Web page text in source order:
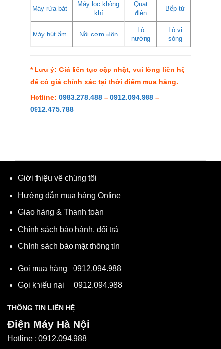
Máy rửa bát
Máy lọc không
khí
Quạt
điện
Bếp từ
Máy hút ẩm Nồi cơm điện
Lò
nướng
Lò vi
sóng
* Lưu ý: Giá liên tục cập nhật, vui lòng liên hệ
để có giá chính xác tại thời điểm mua hàng.
Hotline: 0983.278.488 – 0912.094.988 –
0912.475.788
Giới thiệu về chúng tôi
Hướng dẫn mua hàng Online
Giao hàng & Thanh toán
Chính sách bảo hành, đổi trả
Chính sách bảo mật thông tin
Gọi mua hàng 0912.094.988
Gọi khiếu nại 0912.094.988
THÔNG TIN LIÊN HỆ
Điện Máy Hà Nội
Hotline : 0912.094.988